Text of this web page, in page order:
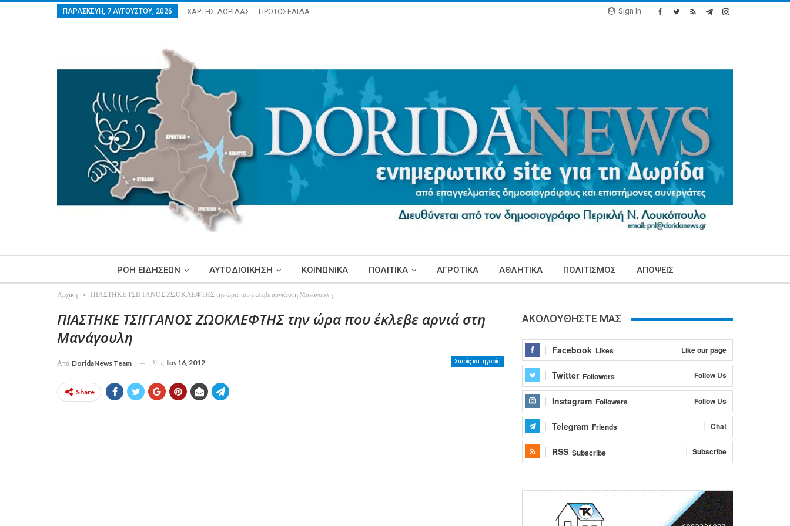
Sign In
ΠΑΡΑΣΚΕΥΉ, 7 ΑΥΓΟΎΣΤΟΥ, 2026 ΧΑΡΤΗΣ ΔΩΡΙΔΑΣ ΠΡΩΤΟΣΕΛΙΔΑ
ΡΟΗ ΕΙΔΗΣΕΩΝ ΑΥΤΟΔΙΟΙΚΗΣΗ ΚΟΙΝΩΝΙΚΑ ΠΟΛΙΤΙΚΑ ΑΓΡΟΤΙΚΑ ΑΘΛΗΤΙΚΑ ΠΟΛΙΤΙΣΜΟΣ ΑΠΟΨΕΙΣ
Αρχική ΠΙΑΣΤΗΚΕ ΤΣΙΓΓΑΝΟΣ ΖΩΟΚΛΕΦΤΗΣ την ώρα που έκλεβε αρνιά στη Μανάγουλη
ΠΙΑΣΤΗΚΕ ΤΣΙΓΓΑΝΟΣ ΖΩΟΚΛΕΦΤΗΣ την ώρα που έκλεβε αρνιά στη
Μανάγουλη
Χωρίς κατηγορία
Από DoridaNews Team Στις Ιαν 16, 2012
Share
ΑΚΟΛΟΥΘΗΣΤΕ ΜΑΣ
Facebook Likes Like our page
Twitter Followers Follow Us
Instagram Followers Follow Us
Telegram Friends Chat
RSS Subscribe Subscribe